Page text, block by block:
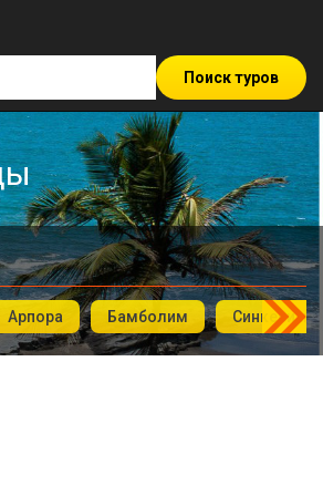
Поиск туров
Арпора Бамболим Синкерим